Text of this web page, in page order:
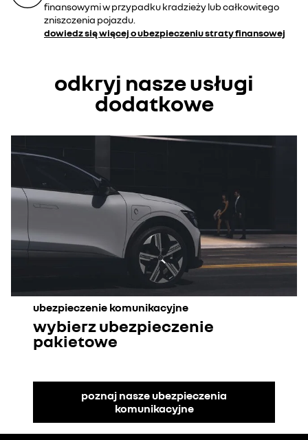
finansowymi w przypadku kradzieży lub całkowitego
zniszczenia pojazdu.
dowiedz się więcej o ubezpieczeniustraty finansowej
odkryj nasze usługi
dodatkowe
ubezpieczenie komunikacyjne
wybierz ubezpieczenie
pakietowe
poznaj nasze ubezpieczenia
komunikacyjne